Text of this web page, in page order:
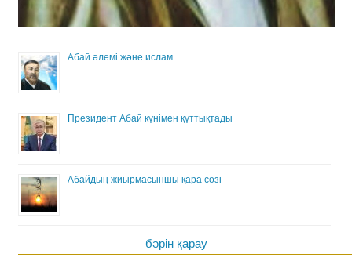
Абай әлемі және ислам
Президент Абай күнімен құттықтады
Абайдың жиырмасыншы қара сөзі
бәрін қарау